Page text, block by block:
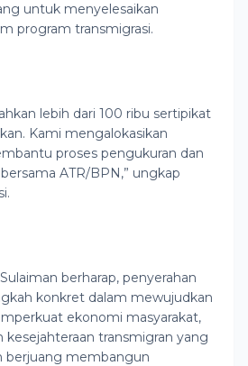
untuk menyelesaikan
program transmigrasi.
lebih dari 100 ribu sertipikat
Kami mengalokasikan
proses pengukuran dan
ATR/BPN,” ungkap
berharap, penyerahan
konkret dalam mewujudkan
ekonomi masyarakat,
transmigran yang
berjuang membangun